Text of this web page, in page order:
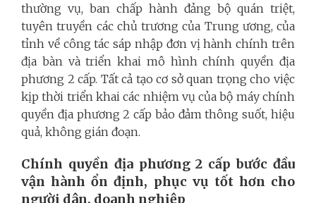
thường vụ, ban chấp hành đảng bộ quán triệt,
tuyên truyền các chủ trương của Trung ương, của
tỉnh về công tác sáp nhập đơn vị hành chính trên
địa bàn và triển khai mô hình chính quyền địa
phương 2 cấp. Tất cả tạo cơ sở quan trọng cho việc
kịp thời triển khai các nhiệm vụ của bộ máy chính
quyền địa phương 2 cấp bảo đảm thông suốt, hiệu
quả, không gián đoạn.
Chính quyền địa phương 2 cấp bước đầu
vận hành ổn định, phục vụ tốt hơn cho
người dân, doanh nghiệp